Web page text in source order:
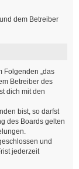
dem Betreiber
Folgenden „das
Betreiber des
dich mit den
bist, so darfst
des Boards gelten
und
jederzeit